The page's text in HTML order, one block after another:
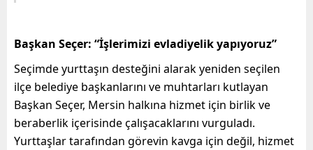
Başkan Seçer: “İşlerimizi evladiyelik yapıyoruz”
Seçimde yurttaşın desteğini alarak yeniden seçilen
ilçe belediye başkanlarını ve muhtarları kutlayan
Başkan Seçer, Mersin halkına hizmet için birlik ve
beraberlik içerisinde çalışacaklarını vurguladı.
Yurttaşlar tarafından görevin kavga için değil, hizmet